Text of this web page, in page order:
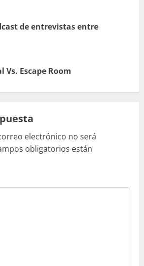
de entrevistas entre
Vs. Escape Room
electrónico no será
obligatorios están